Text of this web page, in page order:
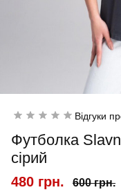
Відгуки
Футболка
сірий
480 грн. 600 грн.